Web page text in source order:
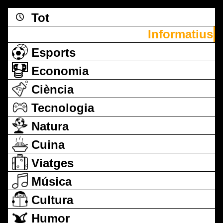
Tot
Informatius
Esports
Economia
Ciència
Tecnologia
Natura
Cuina
Viatges
Música
Cultura
Humor